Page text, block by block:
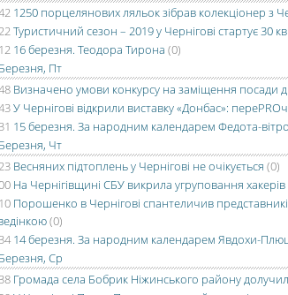
1250 порцелянових ляльок зібрав колекціонер з
Туристичний сезон – 2019 у Чернігові стартує 30
16 березня. Теодора Тирона (0)
Пт
Визначено умови конкурсу на заміщення посади
У Чернігові відкрили виставку «Донбас»:
15 березня. За народним календарем Федота-
Чт
Весняних підтоплень у Чернігові не очікується (0)
На Чернігівщині СБУ викрила угруповання
Порошенко в Чернігові спантеличив
(0)
14 березня. За народним календарем Явдохи-
Ср
Громада села Бобрик Ніжинського району